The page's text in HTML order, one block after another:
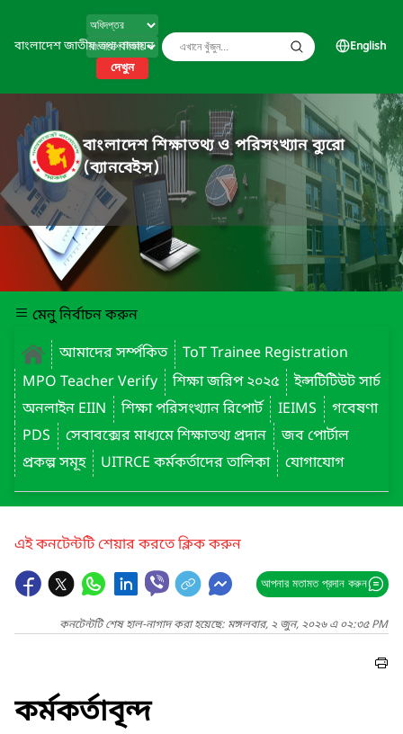
বাংলাদেশ জাতীয় তথ্য বাতায়ন
দেখুন
English
বাংলাদেশ শিক্ষাতথ্য ও পরিসংখ্যান ব্যুরো
(ব্যানবেইস)
মেনু নির্বাচন করুন
আমাদের সর্ম্পকিত
ToT Trainee Registration
MPO Teacher Verify
শিক্ষা জরিপ ২০২৫
ইন্সটিটিউট সার্চ
অনলাইন EIIN
শিক্ষা পরিসংখ্যান রিপোর্ট IEIMS
গবেষণা
PDS
সেবাবক্সের মাধ্যমে শিক্ষাতথ্য প্রদান
জব পোর্টাল
প্রকল্প সমূহ
UITRCE কর্মকর্তাদের তালিকা যোগাযোগ
এই কনটেন্টটি শেয়ার করতে ক্লিক করুন
আপনার মতামত প্রদান করুন
কনটেন্টটি শেষ হাল-নাগাদ করা হয়েছে: মঙ্গলবার, ২ জুন, ২০২৬ এ ০২:৩৫ PM
কর্মকর্তাবৃন্দ